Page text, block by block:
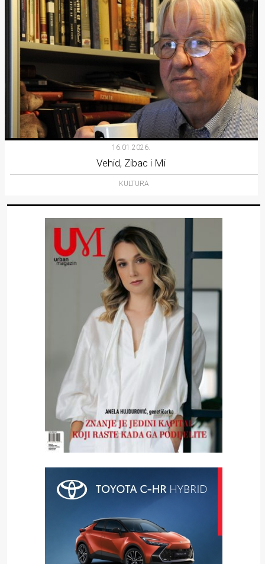
16.01.2026.
Vehid, Zibac i Mi
KULTURA